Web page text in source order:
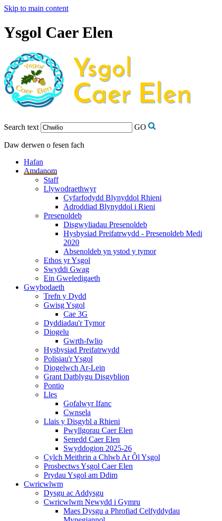
Skip to main content
Ysgol Caer Elen
Search text GO
Daw derwen o fesen fach
Hafan
Amdanom
Staff
Llywodraethwyr
Cyfarfodydd Blynyddol Rhieni
Adroddiad Blynyddol i Rieni
Presenoldeb
Disgwyliadau Presenoldeb
Hysbysiad Preifatrwydd - Presenoldeb Medi
2020
Absenoldeb yn ystod y tymor
Ethos yr Ysgol
Swyddi Gwag
Ein Gweledigaeth
Gwybodaeth
Trefn y Dydd
Gwisg Ysgol
Cae 3G
Dyddiadau'r Tymor
Diogelu
Gwrth-fwlio
Hysbysiad Preifatrwydd
Polisiau'r Ysgol
Diogelwch Ar-Lein
Grant Datblygu Disgyblion
Pontio
Lles
Gofalwyr Ifanc
Cwnsela
Llais y Disgybl a Rhieni
Pwyllgorau Caer Elen
Senedd Caer Elen
Swyddogion 2025-26
Cylch Meithrin a Chlwb Ar Ôl Ysgol
Prosbectws Ysgol Caer Elen
Prydau Ysgol am Ddim
Cwricwlwm
Dysgu ac Addysgu
Cwricwlwm Newydd i Gymru
Maes Dysgu a Phrofiad Celfyddydau